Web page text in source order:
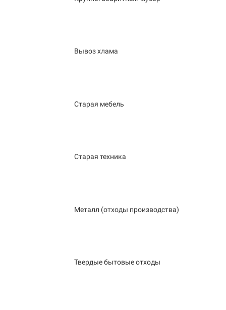
Вывоз хлама
Старая мебель
Старая техника
Металл (отходы производства)
Твердые бытовые отходы